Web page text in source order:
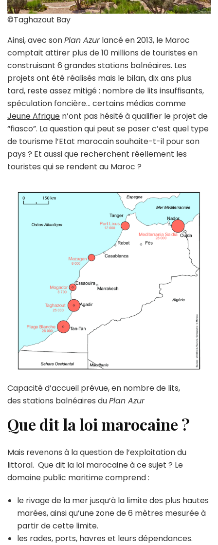
©Taghazout Bay
Ainsi, avec sonPlan Azurlancé en 2013, le Maroc
comptait attirer plus de 10 millions de touristes en
construisant 6 grandes stations balnéaires. Les
projets ont été réalisés mais le bilan, dix ans plus
tard, reste assez mitigé : nombre de lits insuffisants,
spéculation foncière… certains médias comme
Jeune Afrique n’ont pas hésité à qualifier le projet de
“fiasco”. La question qui peut se poser c’est quel type
de tourisme l’Etat marocain souhaite-t-il pour son
pays ? Et aussi que recherchent réellement les
touristes qui se rendent au Maroc ?
Capacité d’accueil prévue, en nombre de lits,
des stations balnéaires duPlan Azur
Que dit la loi marocaine ?
Mais revenons à la question de l’exploitation du
littoral. Que dit la loi marocaine à ce sujet ? Le
domaine public maritime comprend :
le rivage de la mer jusqu’à la limite des plus hautes
marées, ainsi qu’une zone de 6 mètres mesurée à
partir de cette limite.
les rades, ports, havres et leurs dépendances.